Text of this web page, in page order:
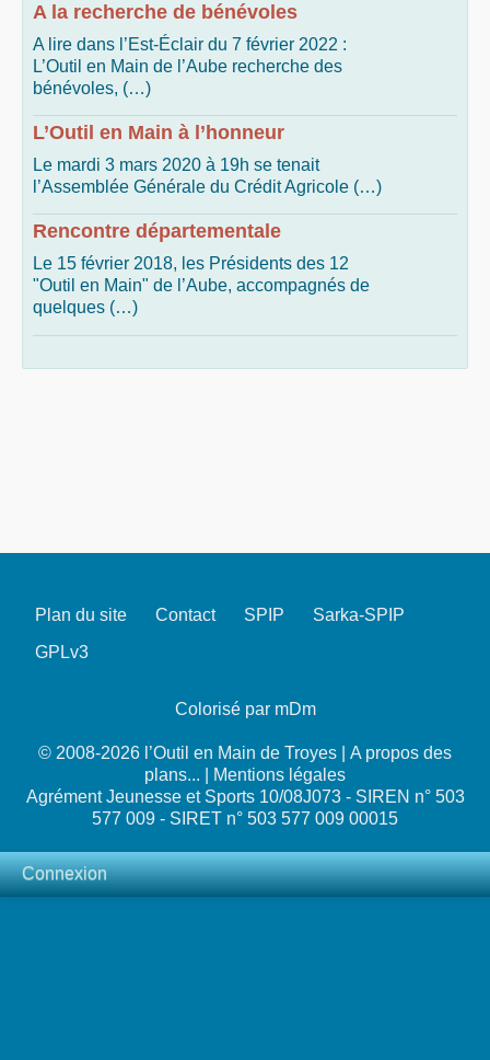
A la recherche de bénévoles
A lire dans l’Est-Éclair du 7 février 2022 :
L’Outil en Main de l’Aube recherche des
bénévoles, (…)
L’Outil en Main à l’honneur
Le mardi 3 mars 2020 à 19h se tenait
l’Assemblée Générale du Crédit Agricole (…)
Rencontre départementale
Le 15 février 2018, les Présidents des 12
"Outil en Main" de l’Aube, accompagnés de
quelques (…)
Plan du site Contact SPIP
Sarka-SPIP
GPLv3
Colorisé par mDm
© 2008-2026 l’Outil en Main de Troyes | A propos des
plans...
Mentions légales
Agrément Jeunesse et Sports 10/08J073 - SIREN n° 503
577 009 - SIRET n° 503 577 009 00015
Connexion